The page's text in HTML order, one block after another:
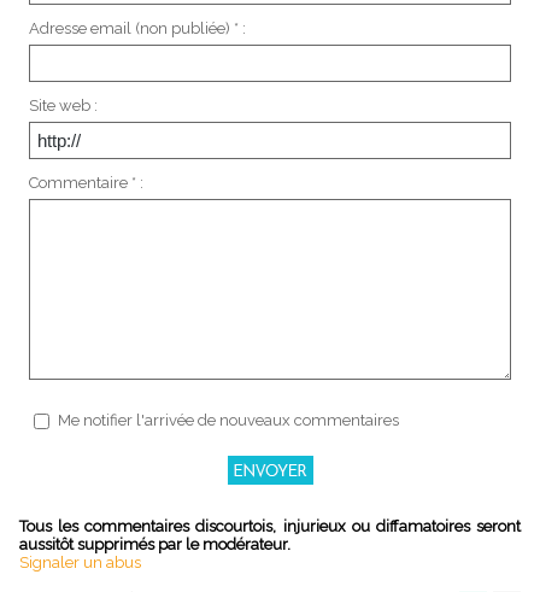
Adresse email (non publiée) * :
Site web :
Commentaire * :
Me notifier l'arrivée de nouveaux commentaires
Tous les commentaires discourtois, injurieux ou diffamatoires seront
aussitôt supprimés par le modérateur.
Signaler un abus